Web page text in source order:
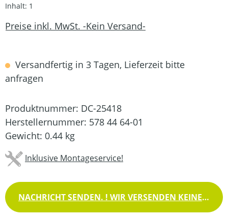
Inhalt: 1
Preise inkl. MwSt. -Kein Versand-
Versandfertig in 3 Tagen, Lieferzeit bitte
anfragen
Produktnummer: DC-25418
Herstellernummer: 578 44 64-01
Gewicht: 0.44 kg
Inklusive Montageservice!
NACHRICHT SENDEN. ! WIR VERSENDEN KEINE WAREN !